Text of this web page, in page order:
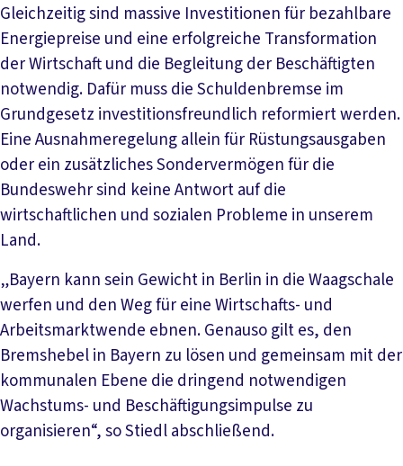
Gleichzeitig sind massive Investitionen für bezahlbare
Energiepreise und eine erfolgreiche Transformation
der Wirtschaft und die Begleitung der Beschäftigten
notwendig. Dafür muss die Schuldenbremse im
Grundgesetz investitionsfreundlich reformiert werden.
Eine Ausnahmeregelung allein für Rüstungsausgaben
oder ein zusätzliches Sondervermögen für die
Bundeswehr sind keine Antwort auf die
wirtschaftlichen und sozialen Probleme in unserem
Land.
„Bayern kann sein Gewicht in Berlin in die Waagschale
werfen und den Weg für eine Wirtschafts- und
Arbeitsmarktwende ebnen. Genauso gilt es, den
Bremshebel in Bayern zu lösen und gemeinsam mit der
kommunalen Ebene die dringend notwendigen
Wachstums- und Beschäftigungsimpulse zu
organisieren“, so Stiedl abschließend.